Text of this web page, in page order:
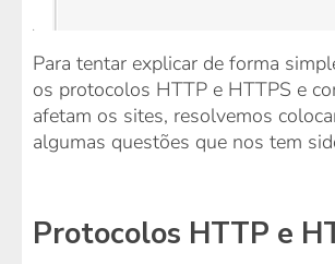
Para tentar explicar de forma
os protocolos HTTP e HTTPS e
afetam os sites, resolvemos
algumas questões que nos tem
Protocolos HTTP e